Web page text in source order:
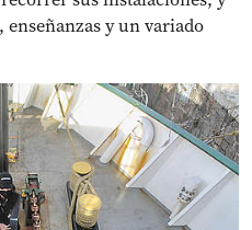
y un variado